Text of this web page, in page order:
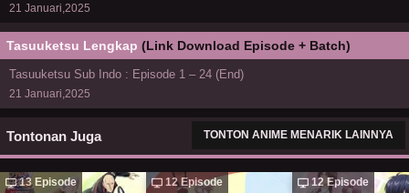
21 Januari,2025
Tasuuketsu Lengkap (Link Download Episode + Batch)
Tasuuketsu Sub Indo : Episode 1 – 24 (End)
21 Januari,2025
Tontonan Juga TONTON ANIME MENARIK LAINNYA
13 Episode 12 Episode 12 Episode